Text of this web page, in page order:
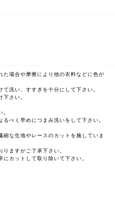
た場合や摩擦により他の衣料などに色が
洗い、すすぎを十分にして下さい。
さい。
べく早めにつまみ洗いをして下さい。
な生地やレースのカットを施していま
ますがご了承下さい。
カットして取り除いて下さい。